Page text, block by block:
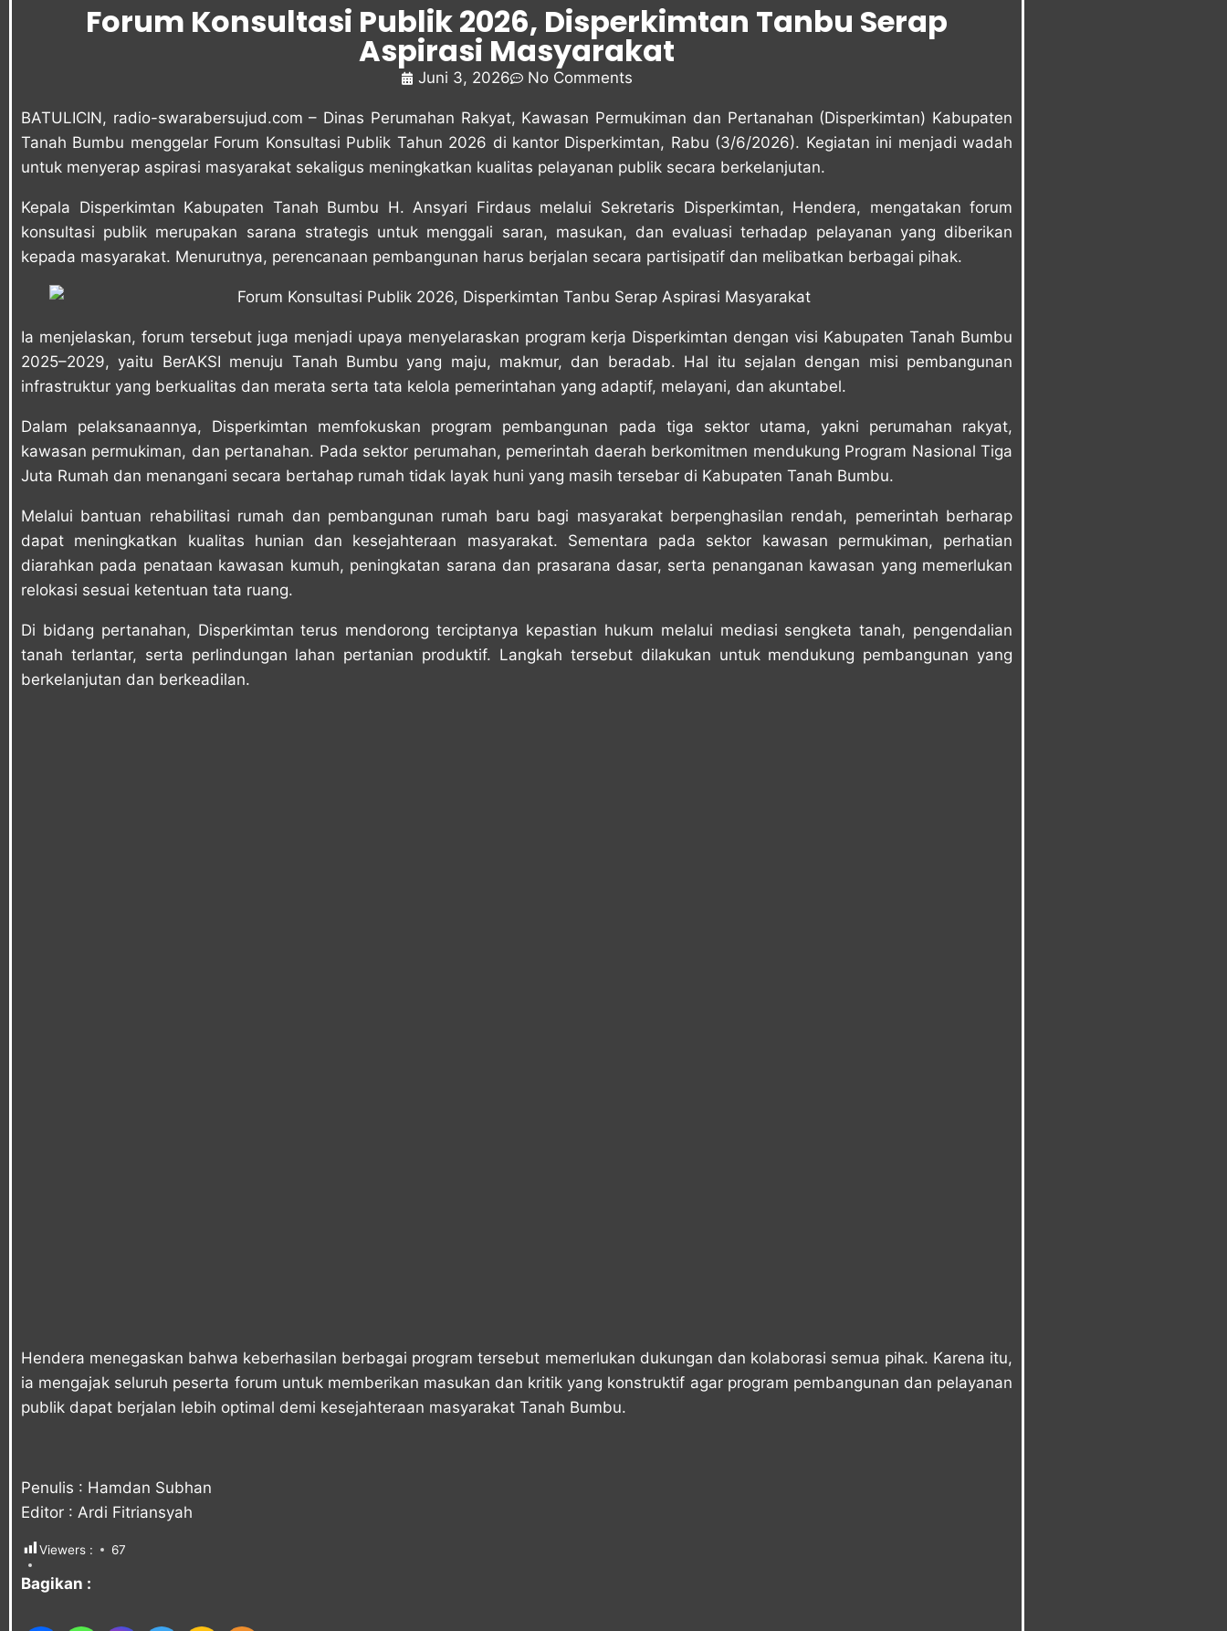
Forum Konsultasi Publik 2026, Disperkimtan Tanbu Serap
Aspirasi Masyarakat
Juni 3, 2026 No Comments
BATULICIN, radio-swarabersujud.com – Dinas Perumahan Rakyat, Kawasan Permukiman dan Pertanahan (Disperkimtan) Kabupaten
Tanah Bumbu menggelar Forum Konsultasi Publik Tahun 2026 di kantor Disperkimtan, Rabu (3/6/2026). Kegiatan ini menjadi wadah
untuk menyerap aspirasi masyarakat sekaligus meningkatkan kualitas pelayanan publik secara berkelanjutan.
Kepala Disperkimtan Kabupaten Tanah Bumbu H. Ansyari Firdaus melalui Sekretaris Disperkimtan, Hendera, mengatakan forum
konsultasi publik merupakan sarana strategis untuk menggali saran, masukan, dan evaluasi terhadap pelayanan yang diberikan
kepada masyarakat. Menurutnya, perencanaan pembangunan harus berjalan secara partisipatif dan melibatkan berbagai pihak.
Ia menjelaskan, forum tersebut juga menjadi upaya menyelaraskan program kerja Disperkimtan dengan visi Kabupaten Tanah Bumbu
2025–2029, yaitu BerAKSI menuju Tanah Bumbu yang maju, makmur, dan beradab. Hal itu sejalan dengan misi pembangunan
infrastruktur yang berkualitas dan merata serta tata kelola pemerintahan yang adaptif, melayani, dan akuntabel.
Dalam pelaksanaannya, Disperkimtan memfokuskan program pembangunan pada tiga sektor utama, yakni perumahan rakyat,
kawasan permukiman, dan pertanahan. Pada sektor perumahan, pemerintah daerah berkomitmen mendukung Program Nasional Tiga
Juta Rumah dan menangani secara bertahap rumah tidak layak huni yang masih tersebar di Kabupaten Tanah Bumbu.
Melalui bantuan rehabilitasi rumah dan pembangunan rumah baru bagi masyarakat berpenghasilan rendah, pemerintah berharap
dapat meningkatkan kualitas hunian dan kesejahteraan masyarakat. Sementara pada sektor kawasan permukiman, perhatian
diarahkan pada penataan kawasan kumuh, peningkatan sarana dan prasarana dasar, serta penanganan kawasan yang memerlukan
relokasi sesuai ketentuan tata ruang.
Di bidang pertanahan, Disperkimtan terus mendorong terciptanya kepastian hukum melalui mediasi sengketa tanah, pengendalian
tanah terlantar, serta perlindungan lahan pertanian produktif. Langkah tersebut dilakukan untuk mendukung pembangunan yang
berkelanjutan dan berkeadilan.
Hendera menegaskan bahwa keberhasilan berbagai program tersebut memerlukan dukungan dan kolaborasi semua pihak. Karena itu,
ia mengajak seluruh peserta forum untuk memberikan masukan dan kritik yang konstruktif agar program pembangunan dan pelayanan
publik dapat berjalan lebih optimal demi kesejahteraan masyarakat Tanah Bumbu.
Penulis : Hamdan Subhan
Editor : Ardi Fitriansyah
Viewers : 67
Bagikan :